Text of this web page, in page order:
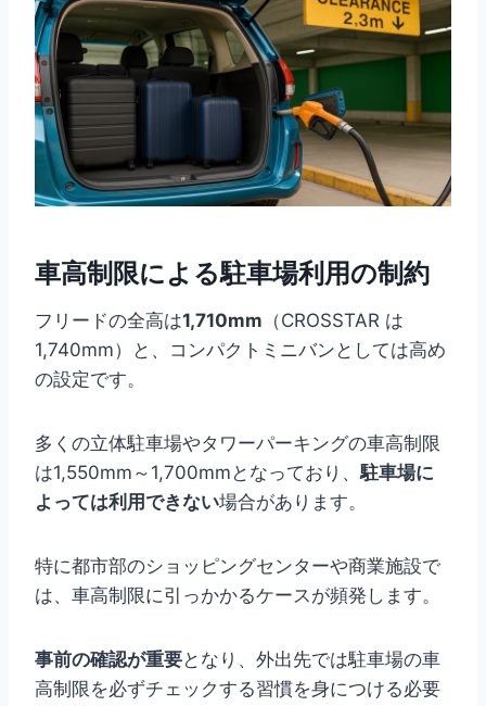
車高制限による駐車場利用の制約
フリードの全高は1,710mm （CROSSTAR は
1,740mm）と、コンパクトミニバンとしては高め
の設定です。
多くの立体駐車場やタワーパーキングの車高制限
は1,550mm～1,700mmとなっており、駐車場に
よっては利用できない場合があります。
特に都市部のショッピングセンターや商業施設で
は、車高制限に引っかかるケースが頻発します。
事前の確認が重要となり、外出先では駐車場の車
高制限を必ずチェックする習慣を身につける必要